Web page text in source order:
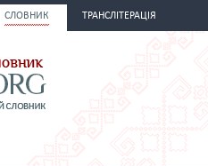
СЛОВНИК ТРАНСЛІТЕРАЦІЯ